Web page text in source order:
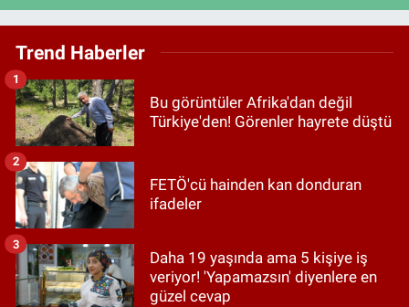
Trend Haberler
Bu görüntüler Afrika'dan değil
Türkiye'den! Görenler hayrete düştü
1
FETÖ'cü hainden kan donduran
ifadeler
2
Daha 19 yaşında ama 5 kişiye iş
veriyor! 'Yapamazsın' diyenlere en
güzel cevap
3